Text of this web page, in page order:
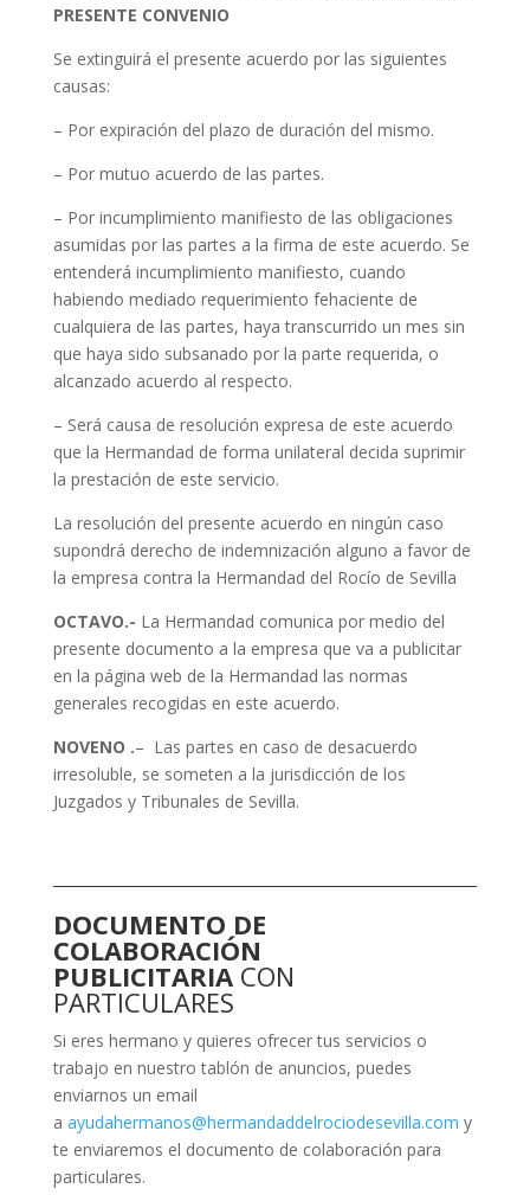
PRESENTE CONVENIO
Se extinguirá el presente acuerdo por las siguientes
causas:
– Por expiración del plazo de duración del mismo.
– Por mutuo acuerdo de las partes.
– Por incumplimiento manifiesto de las obligaciones
asumidas por las partes a la firma de este acuerdo. Se
entenderá incumplimiento manifiesto, cuando
habiendo mediado requerimiento fehaciente de
cualquiera de las partes, haya transcurrido un mes sin
que haya sido subsanado por la parte requerida, o
alcanzado acuerdo al respecto.
– Será causa de resolución expresa de este acuerdo
que la Hermandad de forma unilateral decida suprimir
la prestación de este servicio.
La resolución del presente acuerdo en ningún caso
supondrá derecho de indemnización alguno a favor de
la empresa contra la Hermandad del Rocío de Sevilla
OCTAVO.- La Hermandad comunica por medio del
presente documento a la empresa que va a publicitar
en la página web de la Hermandad las normas
generales recogidas en este acuerdo.
NOVENO .– Las partes en caso de desacuerdo
irresoluble, se someten a la jurisdicción de los
Juzgados y Tribunales de Sevilla.
DOCUMENTO DE
COLABORACIÓN
PUBLICITARIA CON
PARTICULARES
Si eres hermano y quieres ofrecer tus servicios o
trabajo en nuestro tablón de anuncios, puedes
enviarnos un email
a ayudahermanos@hermandaddelrociodesevilla.com y
te enviaremos el documento de colaboración para
particulares.